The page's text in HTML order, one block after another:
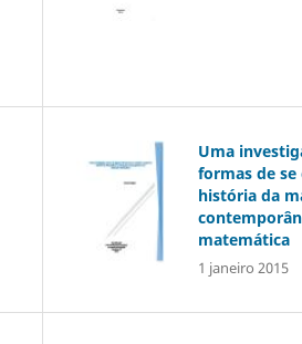
Uma
formas de se
história da
matemática
1 janeiro 2015